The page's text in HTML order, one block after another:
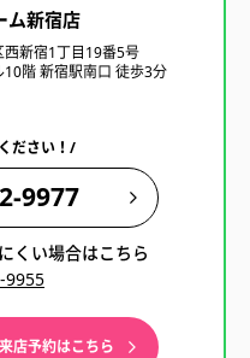
ム新宿店
西新宿1丁目19番5号
階 新宿駅南口 徒歩3分
ださい！/
9977
くい場合はこちら
9955
店予約はこちら